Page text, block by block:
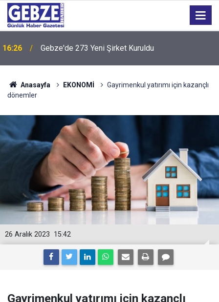
16:24 “Tarihi Okul Kaderine Terk Edildi''
Anasayfa EKONOMİ
Gayrimenkul yatırımı için kazançlı
dönemler
15:42
26 Aralık 2023
Gayrimenkul yatırımı için kazançlı